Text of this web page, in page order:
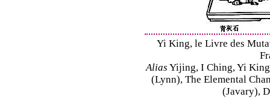
Yi King, le Livre des
Alias Yijing, I Ching, Yi
(Lynn), The Elemental
(Javary),